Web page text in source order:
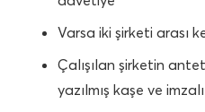
Varsa iki şirketi arası
Çalışılan şirketin
yazılmış kaşe ve